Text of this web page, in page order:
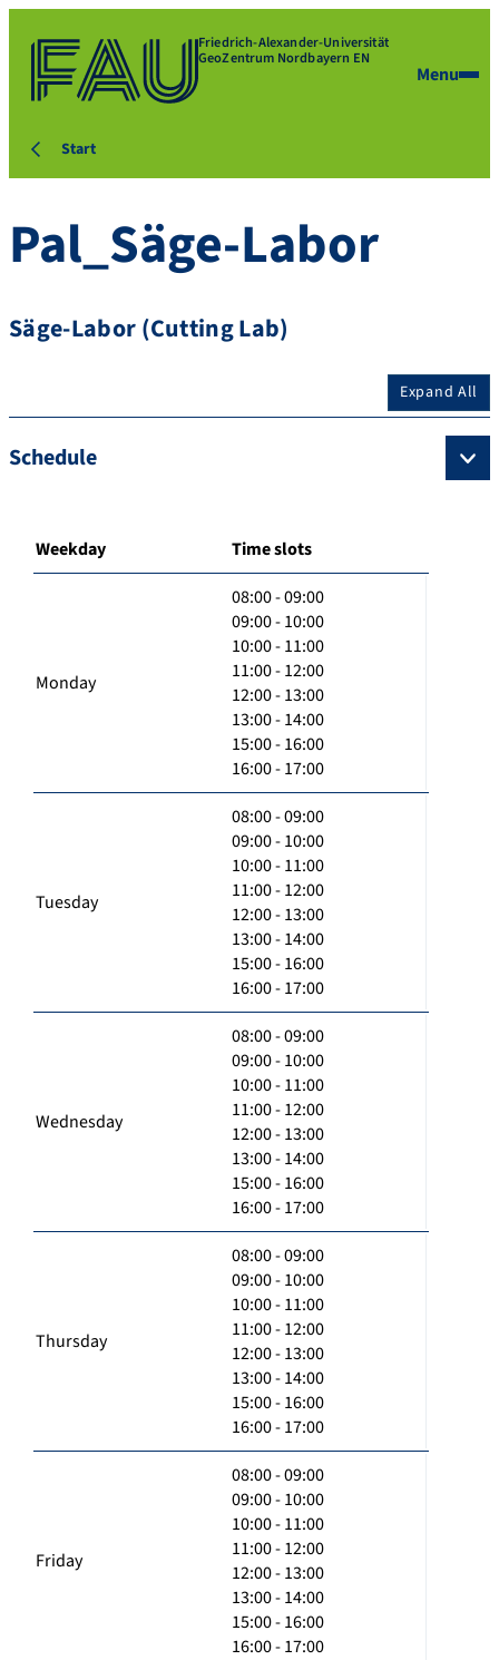
Friedrich-Alexander-Universität
GeoZentrum Nordbayern EN
Menu
Start
Pal_Säge-Labor
Säge-Labor (Cutting Lab)
Expand All
Schedule
Weekday Time slots
Monday
08:00 - 09:00
09:00 - 10:00
10:00 - 11:00
11:00 - 12:00
12:00 - 13:00
13:00 - 14:00
15:00 - 16:00
16:00 - 17:00
Tuesday
08:00 - 09:00
09:00 - 10:00
10:00 - 11:00
11:00 - 12:00
12:00 - 13:00
13:00 - 14:00
15:00 - 16:00
16:00 - 17:00
Wednesday
08:00 - 09:00
09:00 - 10:00
10:00 - 11:00
11:00 - 12:00
12:00 - 13:00
13:00 - 14:00
15:00 - 16:00
16:00 - 17:00
Thursday
08:00 - 09:00
09:00 - 10:00
10:00 - 11:00
11:00 - 12:00
12:00 - 13:00
13:00 - 14:00
15:00 - 16:00
16:00 - 17:00
Friday
08:00 - 09:00
09:00 - 10:00
10:00 - 11:00
11:00 - 12:00
12:00 - 13:00
13:00 - 14:00
15:00 - 16:00
16:00 - 17:00